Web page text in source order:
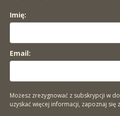
Imię:
Email:
Możesz zrezygnować z subskrypcji w
uzyskać więcej informacji, zapoznaj się